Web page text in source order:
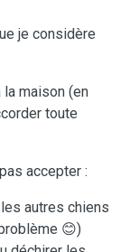
je considère
la maison (en
toute
accepter :
autres chiens
😊)